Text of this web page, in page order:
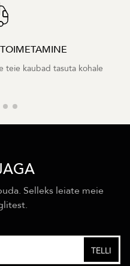
teie kaubad tasuta kohale
Selleks leiate meie